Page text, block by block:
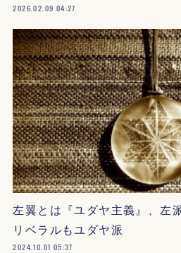
2026.02.09 04:27
左翼とは『ユダヤ主義』、左
リベラルもユダヤ派
2024.10.01 05:37